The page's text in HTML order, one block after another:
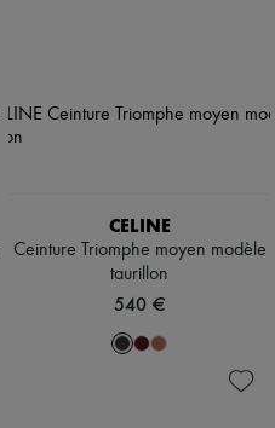
CELINE
Ceinture Triomphe moyen modèle
taurillon
540 €